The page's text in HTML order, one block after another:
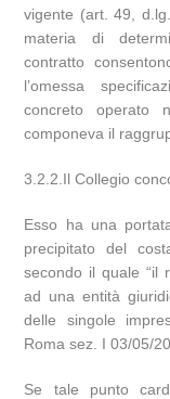
vigente (art. 49,
materia di
contratto
l’omessa
concreto operato
componeva il
3.2.2.Il Collegio
Esso ha una
precipitato del
secondo il quale “il
ad una entità
delle singole
Roma sez. I 03/05/
Se tale punto